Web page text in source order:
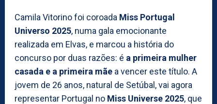
Camila Vitorino foi coroada Miss Portugal
Universo 2025, numa gala emocionante
realizada em Elvas, e marcou a história do
concurso por duas razões: é a primeira mulher
casada e a primeira mãe a vencer este título. A
jovem de 26 anos, natural de Setúbal, vai agora
representar Portugal no Miss Universe 2025, que